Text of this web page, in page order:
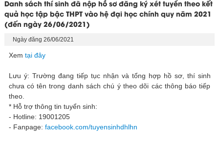
Danh sách thí sinh đã nộp hồ sơ đăng ký xét tuyển theo kết
quả học tập bậc THPT vào hệ đại học chính quy năm 2021
(đến ngày 26/06/2021)
Ngày đăng 26/06/2021
Xem tại đây
Lưu ý: Trường đang tiếp tục nhận và tổng hợp hồ sơ, thí sinh
chưa có tên trong danh sách chú ý theo dõi các thông báo tiếp
theo.
* Hỗ trợ thông tin tuyển sinh:
- Hotline: 19001205
- Fanpage: facebook.com/tuyensinhdhlhn